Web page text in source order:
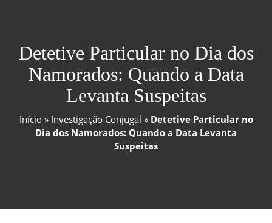
Detetive Particular no Dia dos
Namorados: Quando a Data
Levanta Suspeitas
Início» Investigação Conjugal » Detetive Particular no
Dia dos Namorados: Quando a Data Levanta
Suspeitas